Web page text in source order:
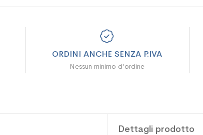
ORDINI ANCHE SENZA P.IVA
Nessun minimo d’ordine
Dettagli prodotto